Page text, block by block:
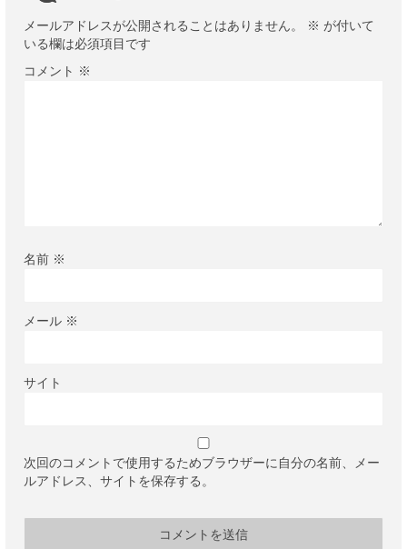
メールアドレスが公開されることはありません。 ※ が付いて
いる欄は必須項目です
コメント ※
名前 ※
メール ※
サイト
次回のコメントで使用するためブラウザーに自分の名前、メー
ルアドレス、サイトを保存する。